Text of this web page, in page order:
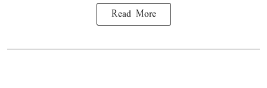
Read More